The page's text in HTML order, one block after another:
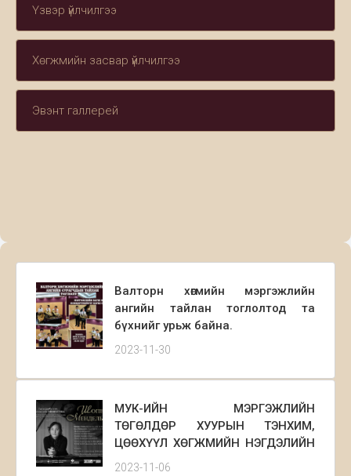
Үзвэр үйлчилгээ
Хөгжмийн засвар үйлчилгээ
Эвэнт галлерей
Валторн хөгмийн мэргэжлийн
ангийн тайлан тоглолтод та
бүхнийг урьж байна.
2023-11-30
МУК-ИЙН МЭРГЭЖЛИЙН
ТӨГӨЛДӨР ХУУРЫН ТЭНХИМ,
ЦӨӨХҮҮЛ ХӨГЖМИЙН НЭГДЭЛИЙН
БАГШ, ТӨГӨЛДӨР ХУУРЧ
2023-11-06